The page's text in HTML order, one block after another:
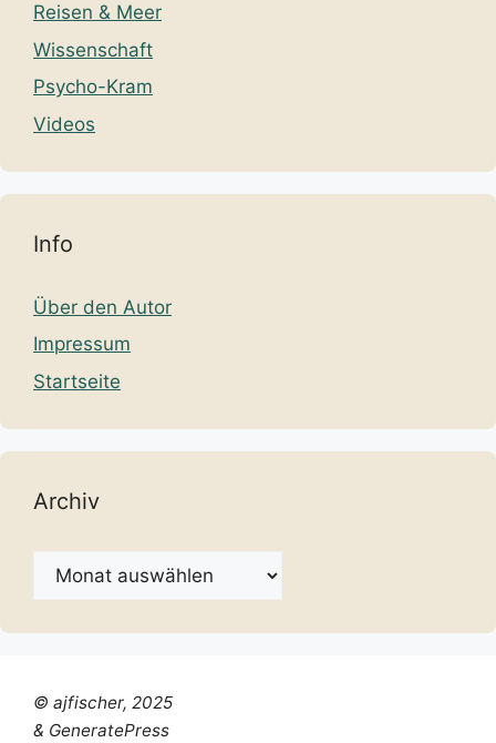
Reisen & Meer
Wissenschaft
Psycho-Kram
Videos
Info
Über den Autor
Impressum
Startseite
Archiv
Archiv
© ajfischer, 2025
& GeneratePress